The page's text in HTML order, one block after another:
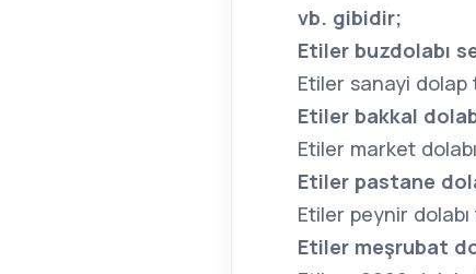
vb. gibidir;
Etiler buzdolabı
Etiler sanayi dolap
Etiler bakkal
Etiler market
Etiler pastane
Etiler peynir
Etiler meşrubat